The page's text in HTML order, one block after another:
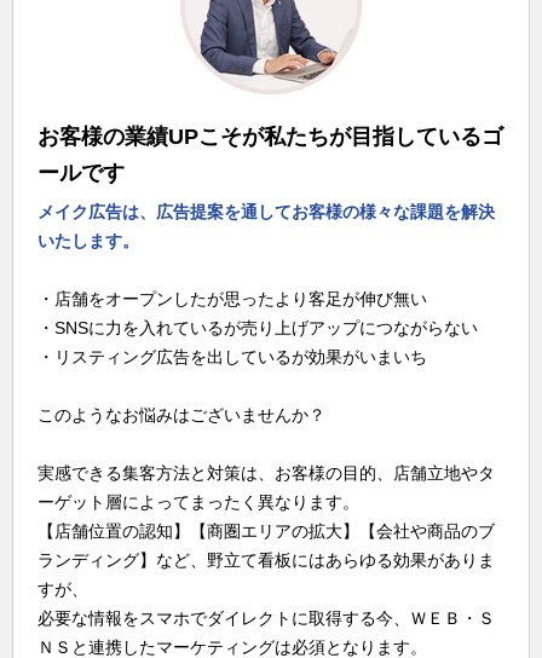
お客様の業績UPこそが私たちが目指しているゴ
ールです
メイク広告は、広告提案を通してお客様の様々な課題を解決
いたします。
・店舗をオープンしたが思ったより客足が伸び無い
・SNSに力を入れているが売り上げアップにつながらない
・リスティング広告を出しているが効果がいまいち
このようなお悩みはございませんか？
実感できる集客方法と対策は、お客様の目的、店舗立地やタ
ーゲット層によってまったく異なります。
【店舗位置の認知】【商圏エリアの拡大】【会社や商品のブ
ランディング】など、野立て看板にはあらゆる効果がありま
すが、
必要な情報をスマホでダイレクトに取得する今、ＷＥＢ・Ｓ
ＮＳと連携したマーケティングは必須となります。